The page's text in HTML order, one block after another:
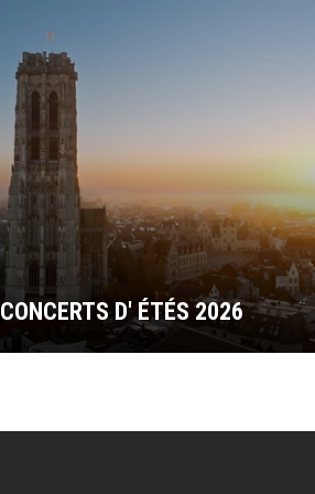
CONCERTS D' ÉTÉS 2026